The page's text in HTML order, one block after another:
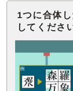
1つに合体
してくださ